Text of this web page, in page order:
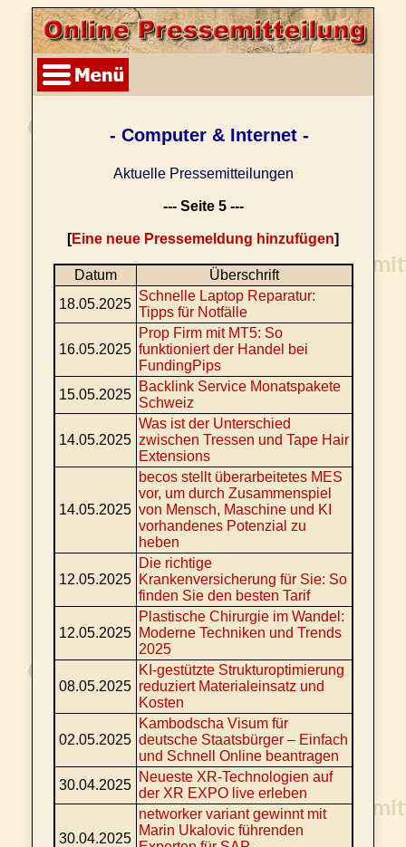
- Computer & Internet -
Aktuelle Pressemitteilungen
--- Seite 5 ---
[Eine neue Pressemeldung hinzufügen]
Datum
Überschrift
18.05.2025
Schnelle Laptop Reparatur:
Tipps für Notfälle
16.05.2025
Prop Firm mit MT5: So
funktioniert der Handel bei
FundingPips
15.05.2025
Backlink Service Monatspakete
Schweiz
14.05.2025
Was ist der Unterschied
zwischen Tressen und Tape Hair
Extensions
14.05.2025
becos stellt überarbeitetes MES
vor, um durch Zusammenspiel
von Mensch, Maschine und KI
vorhandenes Potenzial zu
heben
12.05.2025
Die richtige
Krankenversicherung für Sie: So
finden Sie den besten Tarif
12.05.2025
Plastische Chirurgie im Wandel:
Moderne Techniken und Trends
2025
08.05.2025
KI-gestützte Strukturoptimierung
reduziert Materialeinsatz und
Kosten
02.05.2025
Kambodscha Visum für
deutsche Staatsbürger – Einfach
und Schnell Online beantragen
30.04.2025
Neueste XR-Technologien auf
der XR EXPO live erleben
30.04.2025
networker variant gewinnt mit
Marin Ukalovic führenden